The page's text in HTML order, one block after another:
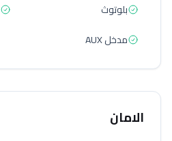
بلوتوث
مدخل AUX
الامان